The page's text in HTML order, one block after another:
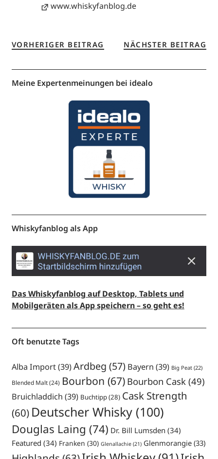
www.whiskyfanblog.de
VORHERIGER BEITRAG NÄCHSTER BEITRAG
Meine Expertenmeinungen bei idealo
Whiskyfanblog als App
Das Whiskyfanblog auf Desktop, Tablets und
Mobilgeräten als App speichern – so geht es!
Oft benutzte Tags
Alba Import(39)Ardbeg (57) Bayern (39) Big Peat(22)
Blended Malt(24) Bourbon (67) Bourbon Cask(49)
Bruichladdich (39) Buchtipp(28) Cask Strength
(60) Deutscher Whisky(100)
Douglas Laing (74) Dr. Bill Lumsden (34)
Featured (34) Franken (30) Glenallachie(21) Glenmorangie(33)